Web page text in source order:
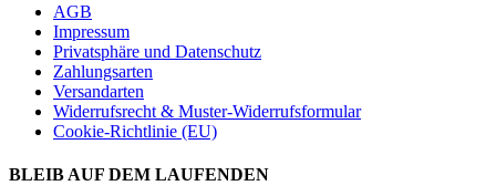
AGB
Impressum
Privatsphäre und Datenschutz
Zahlungsarten
Versandarten
Widerrufsrecht & Muster-Widerrufsformular
Cookie-Richtlinie (EU)
BLEIB AUF DEM LAUFENDEN